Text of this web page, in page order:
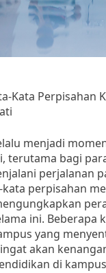
Kata Perpisahan
menjadi
terutama bagi
perjalanan
perpisahan
ini. Beberapa
yang
akan
di